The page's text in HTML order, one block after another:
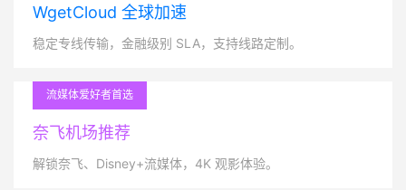
WgetCloud 全球加速
稳定专线传输，金融级别 SLA，支持线路定制。
流媒体爱好者首选
奈飞机场推荐
解锁奈飞、Disney+流媒体，4K 观影体验。